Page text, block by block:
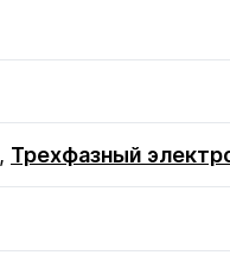
, Трехфазный